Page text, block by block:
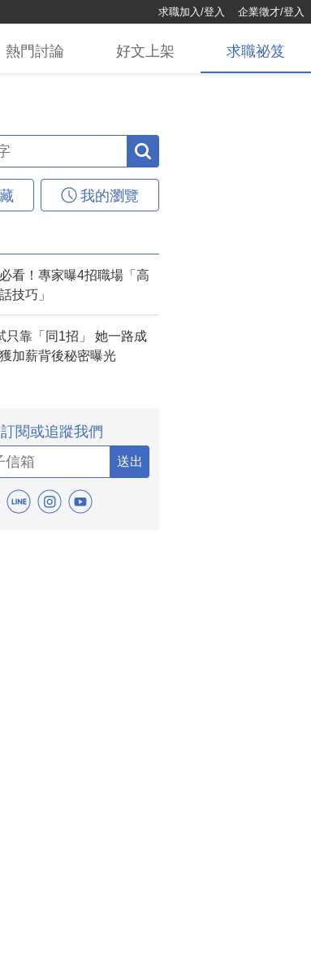
求職加入/登入 企業徵才/登入
熱門討論 好文上架 求職祕笈
我的瀏覽
看！專家曝4招職場「高
技巧」
只靠「同1招」 她一路成
加薪背後秘密曝光
閱或追蹤我們
送出